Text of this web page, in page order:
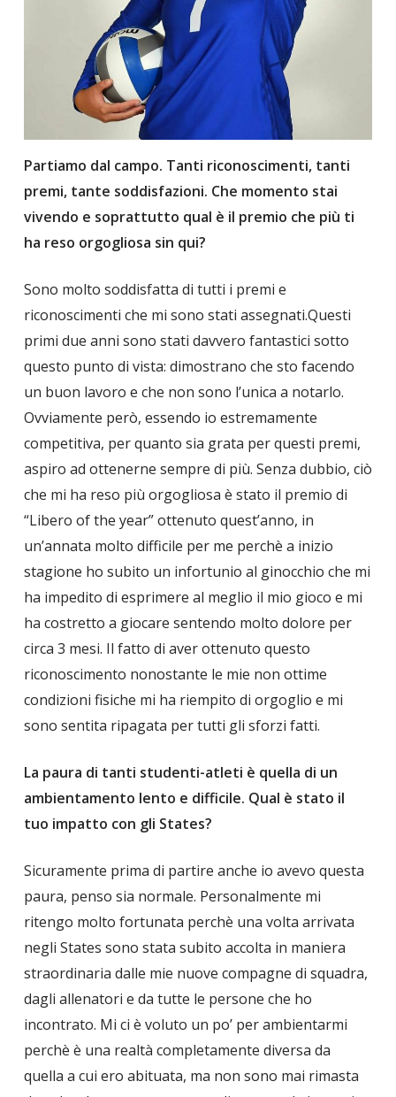
Partiamo dal campo. Tanti riconoscimenti, tanti
premi, tante soddisfazioni. Che momento stai
vivendo e soprattutto qual è il premio che più ti
ha reso orgogliosa sin qui?
Sono molto soddisfatta di tutti i premi e
riconoscimenti che mi sono stati assegnati.Questi
primi due anni sono stati davvero fantastici sotto
questo punto di vista: dimostrano che sto facendo
un buon lavoro e che non sono l’unica a notarlo.
Ovviamente però, essendo io estremamente
competitiva, per quanto sia grata per questi premi,
aspiro ad ottenerne sempre di più. Senza dubbio, ciò
che mi ha reso più orgogliosa è stato il premio di
“Libero of the year” ottenuto quest’anno, in
un’annata molto difficile per me perchè a inizio
stagione ho subito un infortunio al ginocchio che mi
ha impedito di esprimere al meglio il mio gioco e mi
ha costretto a giocare sentendo molto dolore per
circa 3 mesi. Il fatto di aver ottenuto questo
riconoscimento nonostante le mie non ottime
condizioni fisiche mi ha riempito di orgoglio e mi
sono sentita ripagata per tutti gli sforzi fatti.
La paura di tanti studenti-atleti è quella di un
ambientamento lento e difficile. Qual è stato il
tuo impatto con gli States?
Sicuramente prima di partire anche io avevo questa
paura, penso sia normale. Personalmente mi
ritengo molto fortunata perchè una volta arrivata
negli States sono stata subito accolta in maniera
straordinaria dalle mie nuove compagne di squadra,
dagli allenatori e da tutte le persone che ho
incontrato. Mi ci è voluto un po’ per ambientarmi
perchè è una realtà completamente diversa da
quella a cui ero abituata, ma non sono mai rimasta